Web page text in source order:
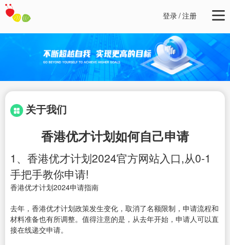
登录/注册
关于我们
香港优才计划如何自己申请
1、香港优才计划2024官方网站入口,从0-1
手把手教你申请!
香港优才计划2024申请指南
去年，香港优才计划政策发生变化，取消了名额限制，申请流程和
材料准备也有所调整。值得注意的是，从去年开始，申请人可以直
接在线递交申请。